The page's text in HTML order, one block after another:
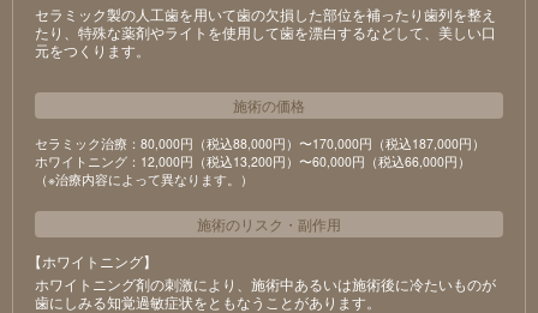
セラミック製の⼈⼯⻭を⽤いて⻭の⽋損した部位を補ったり⻭列を整え
たり、特殊な薬剤やライトを使⽤して⻭を漂⽩するなどして、美しい⼝
元をつくります。
施術の価格
セラミック治療：80,000円（税込88,000円）〜170,000円（税込187,000円）
ホワイトニング：12,000円（税込13,200円）〜60,000円（税込66,000円）
（※治療内容によって異なります。）
施術のリスク ・ 副作用
【ホワイトニング】
ホワイトニング剤の刺激により、施術中あるいは施術後に冷たいものが
⻭にしみる知覚過敏症状をともなうことがあります。